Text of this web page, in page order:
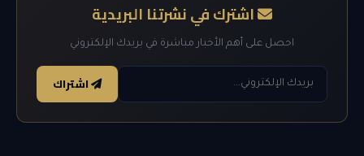
اشترك في نشرتنا البريدية
احصل على أهم الأخبار مباشرة في بريدك الإلكتروني
اشتراك